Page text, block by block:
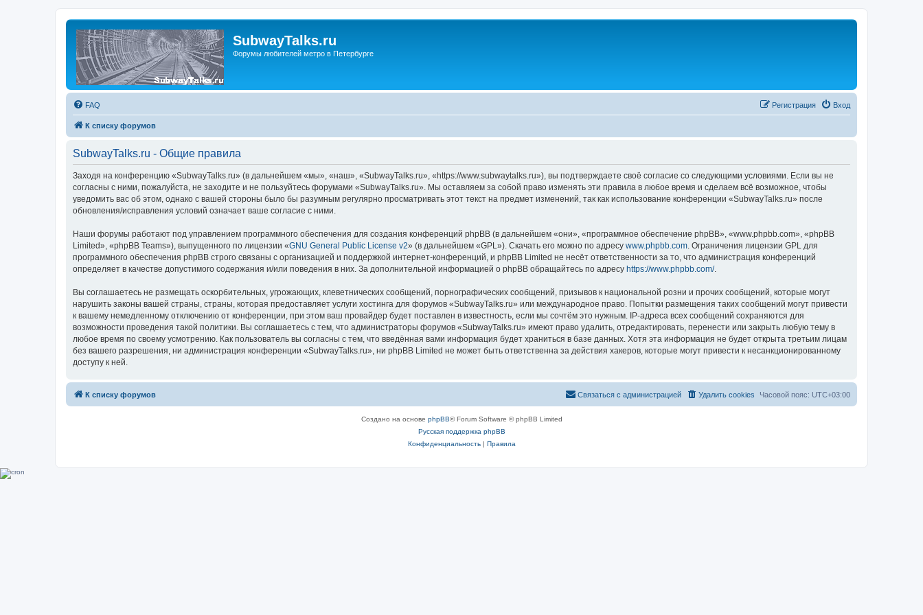
SubwayTalks.ru
Форумы любителей метро в Петербурге
FAQ Вход
Регистрация
К списку форумов
SubwayTalks.ru - Общие правила
Заходя на конференцию «SubwayTalks.ru» (в дальнейшем «мы», «наш», «SubwayTalks.ru», «https://www.subwaytalks.ru»), вы подтверждаете своё согласие со следующими условиями. Если вы не
согласны с ними, пожалуйста, не заходите и не пользуйтесь форумами «SubwayTalks.ru». Мы оставляем за собой право изменять эти правила в любое время и сделаем всё возможное, чтобы
уведомить вас об этом, однако с вашей стороны было бы разумным регулярно просматривать этот текст на предмет изменений, так как использование конференции «SubwayTalks.ru» после
обновления/исправления условий означает ваше согласие с ними.
Наши форумы работают под управлением программного обеспечения для создания конференций phpBB (в дальнейшем «они», «программное обеспечение phpBB», «www.phpbb.com», «phpBB
Limited», «phpBB Teams»), выпущенного по лицензии «GNU General Public License v2» (в дальнейшем «GPL»). Скачать его можно по адресу www.phpbb.com. Ограничения лицензии GPL для
программного обеспечения phpBB строго связаны с организацией и поддержкой интернет-конференций, и phpBB Limited не несёт ответственности за то, что администрация конференций
определяет в качестве допустимого содержания и/или поведения в них. За дополнительной информацией о phpBB обращайтесь по адресу https://www.phpbb.com/.
Вы соглашаетесь не размещать оскорбительных, угрожающих, клеветнических сообщений, порнографических сообщений, призывов к национальной розни и прочих сообщений, которые могут
нарушить законы вашей страны, страны, которая предоставляет услуги хостинга для форумов «SubwayTalks.ru» или международное право. Попытки размещения таких сообщений могут привести
к вашему немедленному отключению от конференции, при этом ваш провайдер будет поставлен в известность, если мы сочтём это нужным. IP-адреса всех сообщений сохраняются для
возможности проведения такой политики. Вы соглашаетесь с тем, что администраторы форумов «SubwayTalks.ru» имеют право удалить, отредактировать, перенести или закрыть любую тему в
любое время по своему усмотрению. Как пользователь вы согласны с тем, что введённая вами информация будет храниться в базе данных. Хотя эта информация не будет открыта третьим лицам
без вашего разрешения, ни администрация конференции «SubwayTalks.ru», ни phpBB Limited не может быть ответственна за действия хакеров, которые могут привести к несанкционированному
доступу к ней.
К списку форумов Часовой пояс: UTC+03:00
Удалить cookies
Связаться с администрацией
Создано на основе phpBB® Forum Software © phpBB Limited
Русская поддержка phpBB
Конфиденциальность| Правила